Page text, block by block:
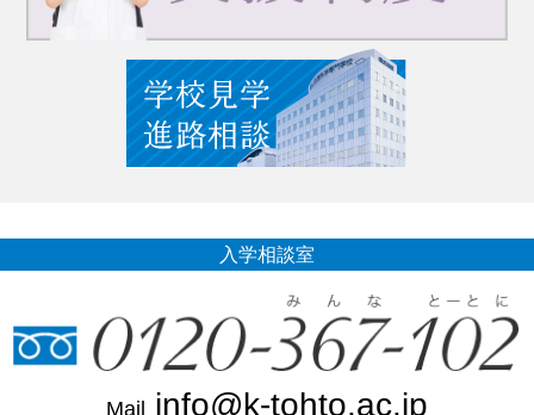
入学相談室
Mail info@k-tohto.ac.jp